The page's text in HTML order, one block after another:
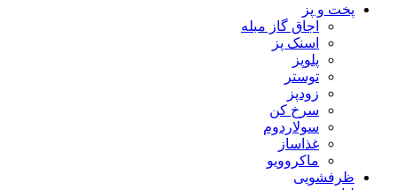
پخت و پز
اجاق گاز مبله
اسنک پز
پلوپز
توستر
زودپز
سرخ کن
سولاردوم
غذاساز
ماکروویو
ظرفشویی